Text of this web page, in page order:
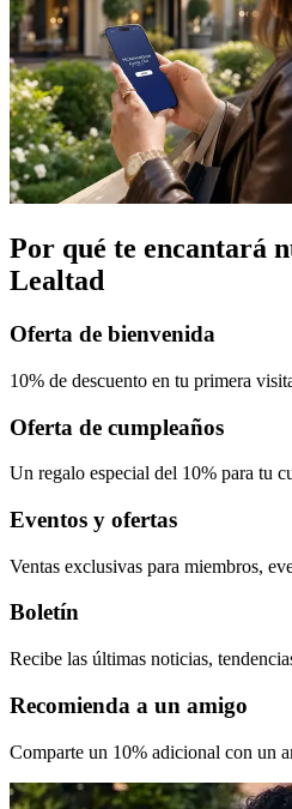
Por qué te encantará
Lealtad
Oferta de bienvenida
10% de descuento en tu primera
Oferta de cumpleaños
Un regalo especial del 10% para tu
Eventos y ofertas
Ventas exclusivas para miembros,
Boletín
Recibe las últimas noticias,
Recomienda a un amigo
Comparte un 10% adicional con un